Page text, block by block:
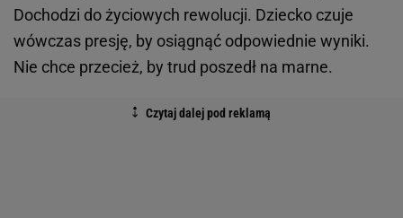
Dochodzi do życiowych rewolucji. Dziecko czuje
wówczas presję, by osiągnąć odpowiednie wyniki.
Nie chce przecież, by trud poszedł na marne.